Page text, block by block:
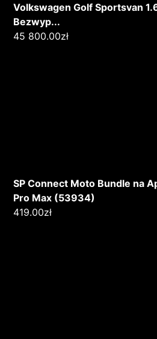
Volkswagen Golf Sportsvan
Bezwyp...
45 800.00zł
SP Connect Moto Bundle na
Pro Max (53934)
419.00zł